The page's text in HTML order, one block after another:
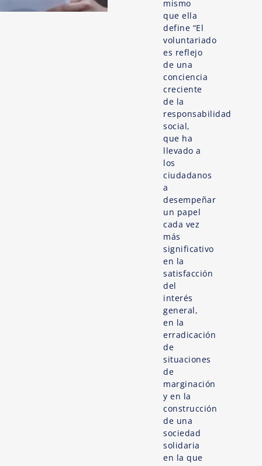
mismo
que ella
define “El
voluntariado
es reflejo
de una
conciencia
creciente
de la
responsabilidad
social,
que ha
llevado a
los
ciudadanos
a
desempeñar
un papel
cada vez
más
significativo
en la
satisfacción
del
interés
general,
en la
erradicación
de
situaciones
de
marginación
y en la
construcción
de una
sociedad
solidaria
en la que